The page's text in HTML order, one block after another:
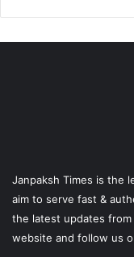
Janpaksh Times is the
aim to serve fast &
the latest updates
website and follow us